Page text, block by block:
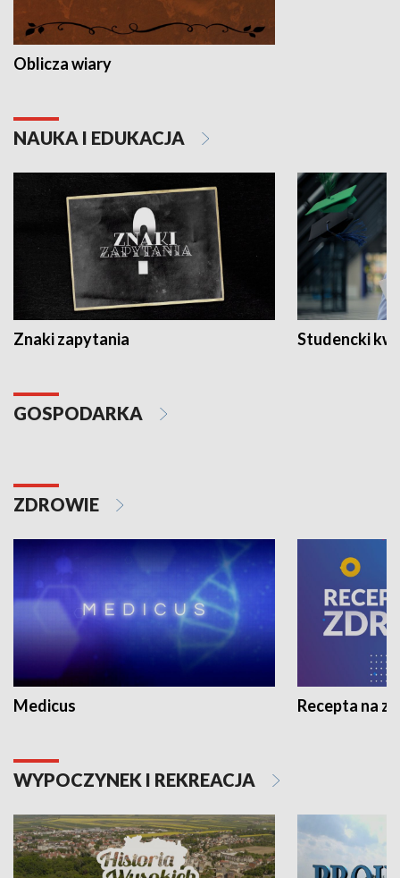
Oblicza wiary
NAUKA I EDUKACJA
Znaki zapytania Studencki
GOSPODARKA
ZDROWIE
Medicus Recepta na
WYPOCZYNEK I REKREACJA